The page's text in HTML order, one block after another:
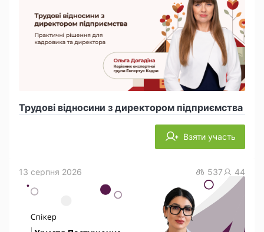
Трудові відносини з директором підприємства
Взяти участь
13 серпня 2026 537 44